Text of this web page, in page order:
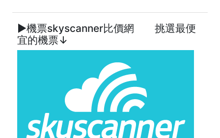
►機票skyscanner比價網 挑選最便
宜的機票↓